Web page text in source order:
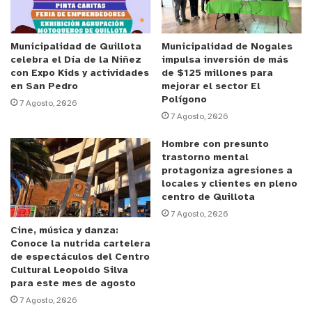
esta jornada. Desde la institución aprovecharon la
instancia para reforzar que este tipo de
procedimientos responden a los patrullajes
preventivos que se realizan de forma permanente.
Municipalidad de Quillota
celebra el Día de la Niñez
con Expo Kids y actividades
en San Pedro
7 Agosto, 2026
Municipalidad de Nogales
impulsa inversión de más
de $125 millones para
mejorar el sector El
Polígono
7 Agosto, 2026
Cine, música y danza:
Conoce la nutrida cartelera
de espectáculos del Centro
Cultural Leopoldo Silva
para este mes de agosto
7 Agosto, 2026
Hombre con presunto
trastorno mental
protagoniza agresiones a
locales y clientes en pleno
centro de Quillota
7 Agosto, 2026